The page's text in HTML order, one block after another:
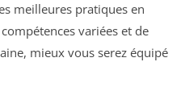
meilleures pratiques en
variées et de
mieux vous serez équipé